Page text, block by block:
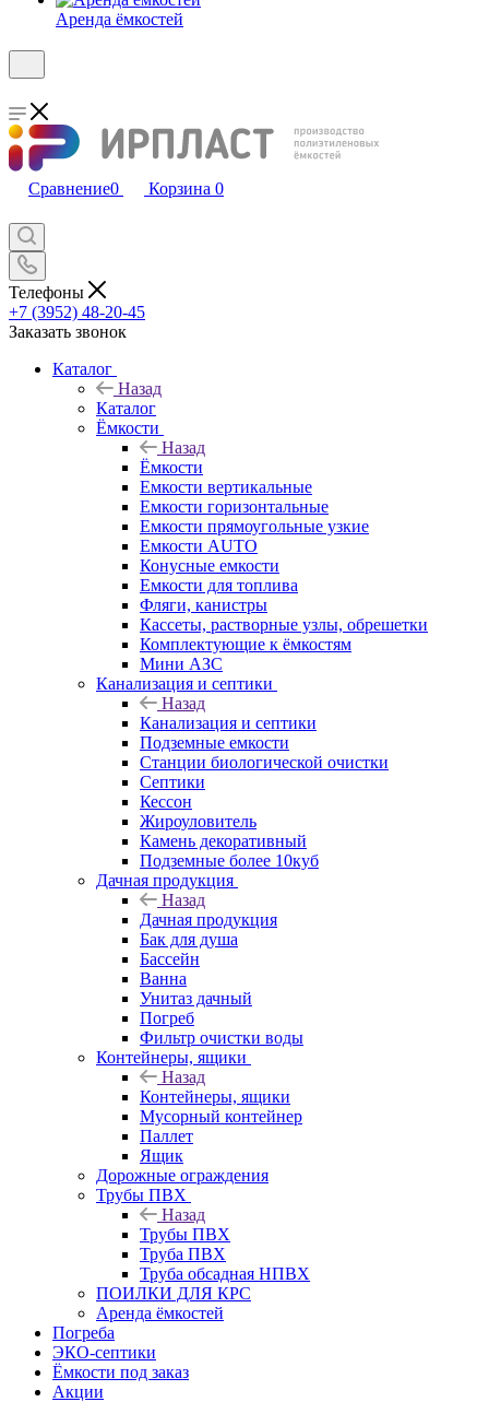
Аренда ёмкостей
Сравнение0 Корзина 0
Телефоны
+7 (3952) 48-20-45
Заказать звонок
Каталог
Назад
Каталог
Ёмкости
Назад
Ёмкости
Емкости вертикальные
Емкости горизонтальные
Емкости прямоугольные узкие
Емкости АUТО
Конусные емкости
Емкости для топлива
Фляги, канистры
Кассеты, растворные узлы, обрешетки
Комплектующие к ёмкостям
Мини АЗС
Канализация и септики
Назад
Канализация и септики
Подземные емкости
Станции биологической очистки
Септики
Кессон
Жироуловитель
Камень декоративный
Подземные более 10куб
Дачная продукция
Назад
Дачная продукция
Бак для душа
Бассейн
Ванна
Унитаз дачный
Погреб
Фильтр очистки воды
Контейнеры, ящики
Назад
Контейнеры, ящики
Мусорный контейнер
Паллет
Ящик
Дорожные ограждения
Трубы ПВХ
Назад
Трубы ПВХ
Труба ПВХ
Труба обсадная НПВХ
ПОИЛКИ ДЛЯ КРС
Аренда ёмкостей
Погреба
ЭКО-септики
Ёмкости под заказ
Акции